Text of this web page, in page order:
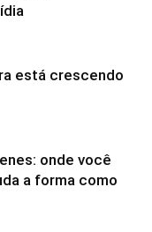
está crescendo
onde você
a forma como